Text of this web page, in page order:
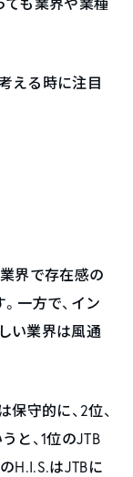
える時に注目
界で存在感の
一方で、イン
い業界は風通
守的に、2位、
と、1位のJTB
H.I.S.はJTBに